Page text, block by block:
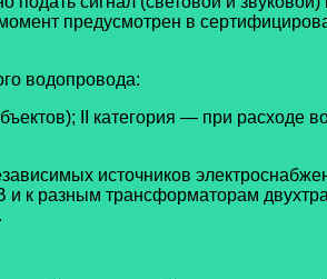
предусмотрен в
водопровода:
II категория — при расходе
источников
и к разным трансформаторам